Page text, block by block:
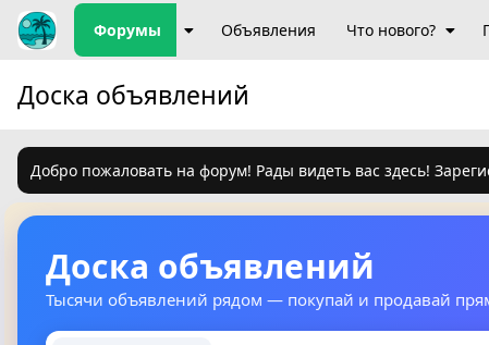
Форумы Объявления Что нового?
Доска объявлений
Добро пожаловать на форум! Рады видеть вас здесь!
Доска объявлений
Тысячи объявлений рядом — покупай и продавай